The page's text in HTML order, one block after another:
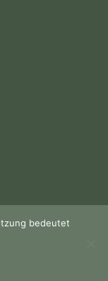
bedeutet